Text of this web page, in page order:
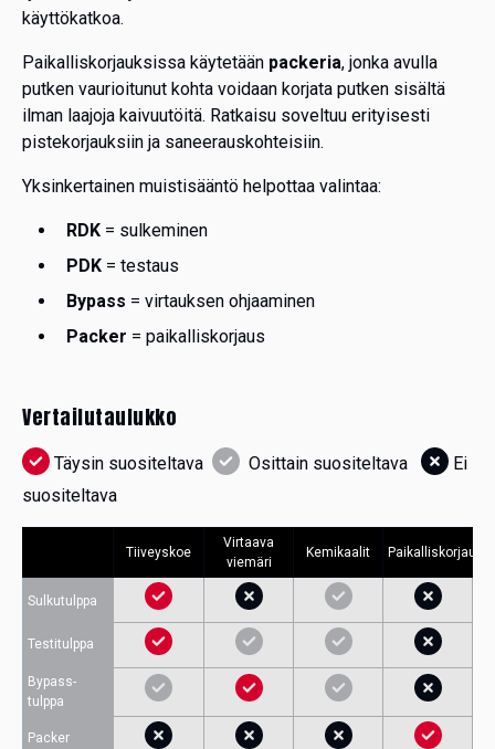
käyttökatkoa.
Paikalliskorjauksissa käytetään packeria, jonka avulla
putken vaurioitunut kohta voidaan korjata putken sisältä
ilman laajoja kaivuutöitä. Ratkaisu soveltuu erityisesti
pistekorjauksiin ja saneerauskohteisiin.
Yksinkertainen muistisääntö helpottaa valintaa:
RDK = sulkeminen
PDK = testaus
Bypass = virtauksen ohjaaminen
Packer = paikalliskorjaus
Vertailutaulukko
Täysin suositeltava Osittain suositeltava
Ei
suositeltava
Tiiveyskoe
Virtaava
viemäri
Kemikaalit Paikalliskorjaus
Sulkutulppa
Testitulppa
Bypass-
tulppa
Packer